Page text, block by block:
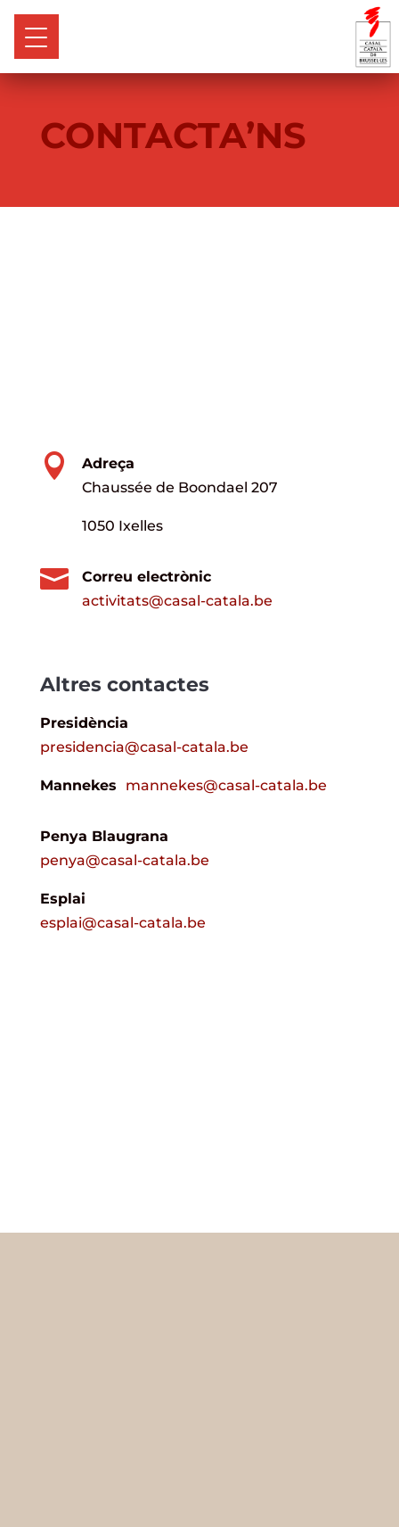
CONTACTA’NS

Adreça
Chaussée de Boondael 207
1050 Ixelles

Correu electrònic
activitats@casal-catala.be
Altres contactes
Presidència
presidencia@casal-catala.be
Mannekes mannekes@casal-catala.be
Penya Blaugrana
penya@casal-catala.be
Esplai
esplai@casal-catala.be